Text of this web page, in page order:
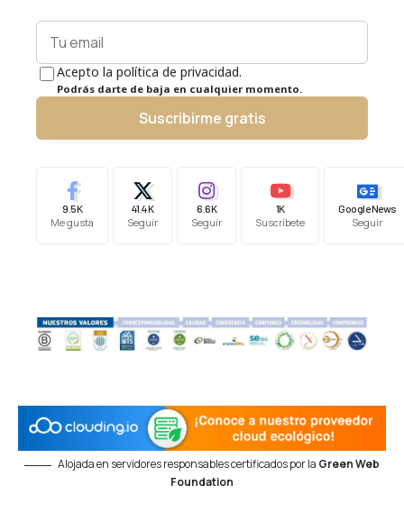
Acepto la política de privacidad.
Podrás darte de baja en cualquier momento.
Suscribirme gratis
9.5K
Me gusta
41.4K
Seguir
6.6K
Seguir
1K
Suscríbete
Google News
Seguir
Alojada en servidores responsables certificados por la Green Web
Foundation